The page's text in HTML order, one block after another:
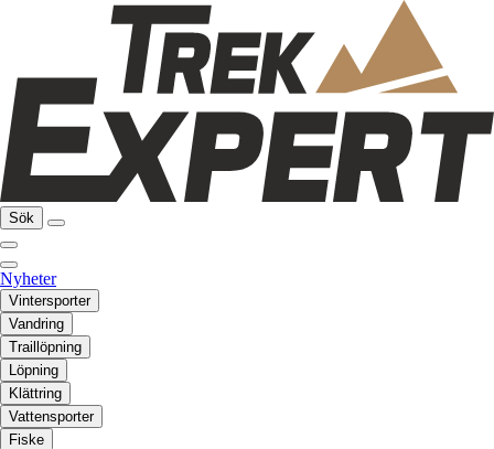
Sök
Nyheter
Vintersporter
Vandring
Traillöpning
Löpning
Klättring
Vattensporter
Fiske